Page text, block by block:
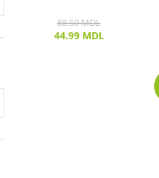
88.50MDL
44.99 MDL